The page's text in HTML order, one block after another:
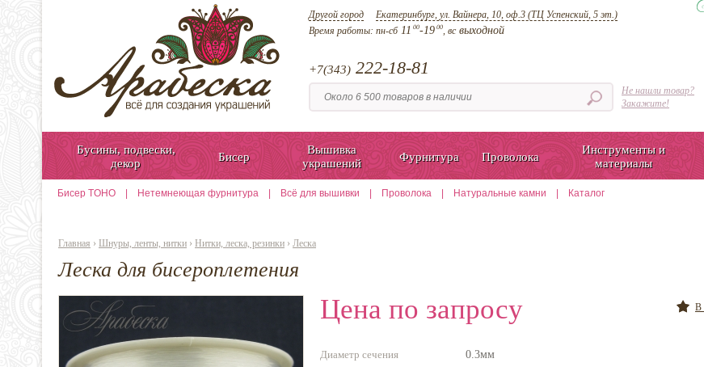
Другой город Екатеринбург, ул. Вайнера, 10, оф.3 (ТЦ Успенский, 5 эт.)
Время работы: пн-сб11 00-19 00, всвыходной
+7(343) 222-18-81
Не нашли товар?
Закажите!
Бусины, подвески,
декор
Бисер
Вышивка
украшений
Фурнитура Проволока
Инструменты и
материалы
Бисер TOHO Нетемнеющая фурнитура Всё для вышивки Проволока Натуральные камни Каталог
Главная › Шнуры, ленты, нитки › Нитки, леска, резинки › Леска
Леска для бисероплетения
Цена по запросу В
Диаметр сечения
0.3мм